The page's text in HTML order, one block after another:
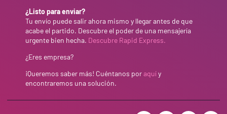
¿Listo para enviar?
Tu envío puede salir ahora mismo y llegar antes de que
acabe el partido. Descubre el poder de una mensajería
urgente bien hecha. Descubre Rapid Express.
¿Eres empresa?
¡Queremos saber más! Cuéntanos poraquíy
encontraremos una solución.